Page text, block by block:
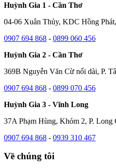
Huỳnh Gia 1 - Cần Thơ
04-06 Xuân Thủy, KDC Hồng
0907 694 868 - 0899 060 456
Huỳnh Gia 2 - Cần Thơ
369B Nguyễn Văn Cừ nối dài, P.
0907 694 868 - 0899 070 456
Huỳnh Gia 3 - Vĩnh Long
37A Phạm Hùng, Khóm 2, P. Long
0907 694 868 - 0939 310 467
Về chúng tôi